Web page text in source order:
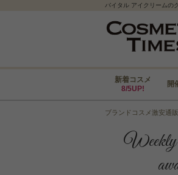
バイタル アイクリームの
新着コスメ
8/5UP!
開
ブランドコスメ激安通